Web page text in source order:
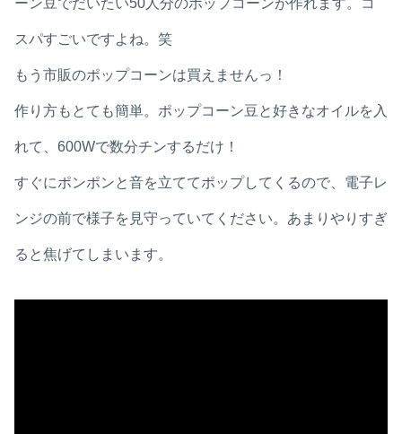
ーン豆でだいたい50人分のポップコーンが作れます。コ
スパすごいですよね。笑
もう市販のポップコーンは買えませんっ！
作り方もとても簡単。ポップコーン豆と好きなオイルを入
れて、600Wで数分チンするだけ！
すぐにポンポンと音を立ててポップしてくるので、電子レ
ンジの前で様子を見守っていてください。あまりやりすぎ
ると焦げてしまいます。